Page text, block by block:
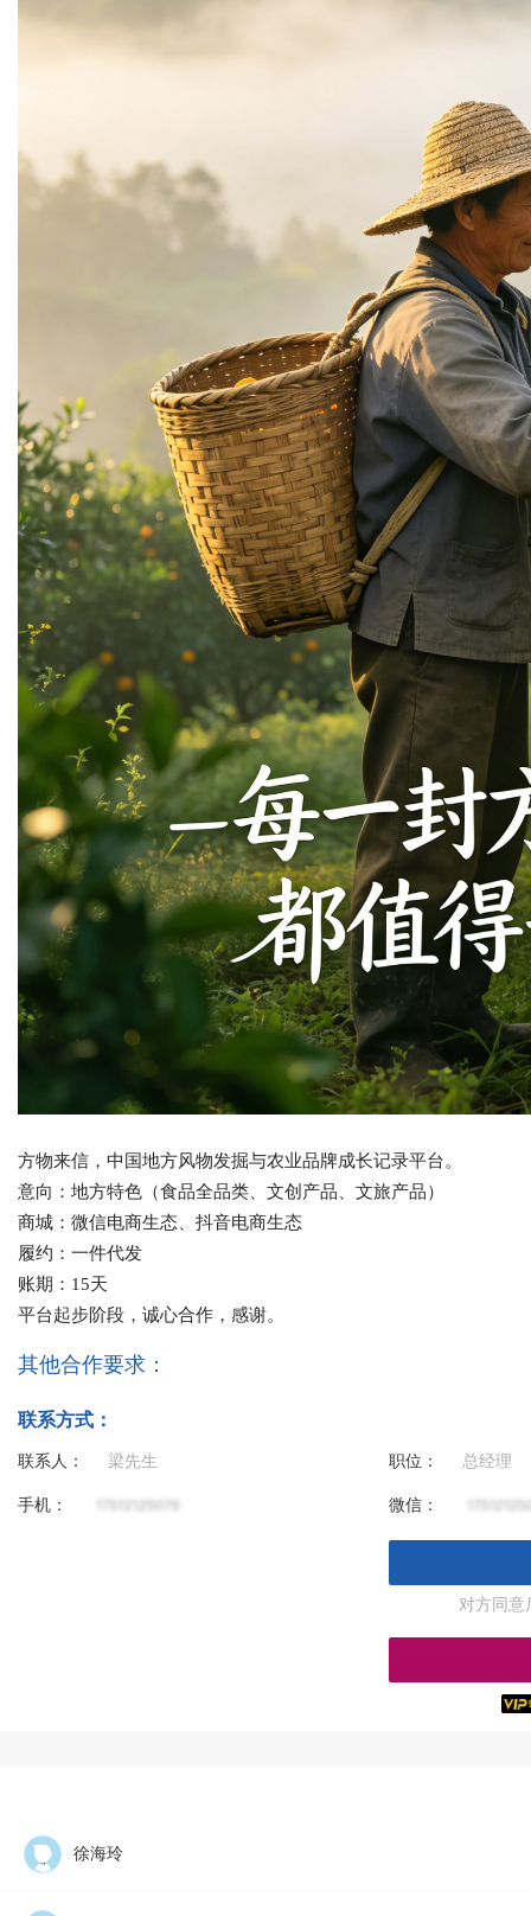
方物来信，中国地方风物发掘与农业品牌成长记录平台。
意向：地方特色（食品全品类、文创产品、文旅产品）
商城：微信电商生态、抖音电商生态
履约：一件代发
账期：15天
平台起步阶段，诚心合作，感谢。
其他合作要求：
联系方式：
联系人： 梁先生 职位： 总经理
手机： 微信：
对方同意
徐海玲